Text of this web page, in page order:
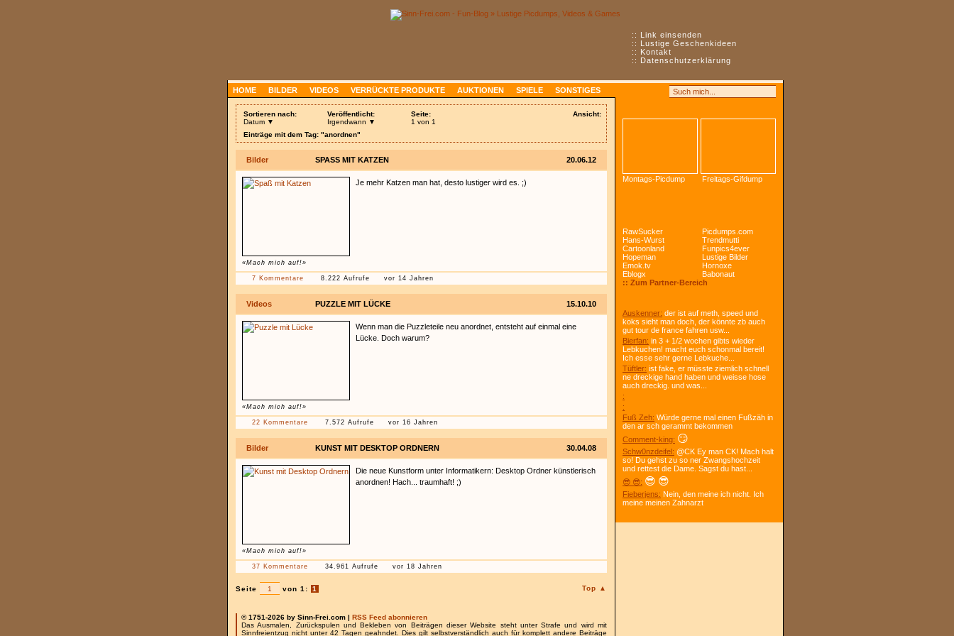
:: Link einsenden
:: Lustige Geschenkideen
:: Kontakt
:: Datenschutzerklärung
HOME BILDER VIDEOS VERRÜCKTE PRODUKTE AUKTIONEN SPIELE SONSTIGES
Ansicht:
Sortieren nach:
Datum ▼
Veröffentlicht:
Irgendwann ▼
Seite:
1 von 1
Einträge mit dem Tag: "anordnen"
Bilder 20.06.12
SPASS MIT KATZEN
«Mach mich auf!»
Je mehr Katzen man hat, desto lustiger wird es. ;)
7 Kommentare 8.222 Aufrufe vor 14 Jahren
Videos 15.10.10
PUZZLE MIT LÜCKE
«Mach mich auf!»
Wenn man die Puzzleteile neu anordnet, entsteht auf einmal eine
Lücke. Doch warum?
22 Kommentare 7.572 Aufrufe vor 16 Jahren
Bilder 30.04.08
KUNST MIT DESKTOP ORDNERN
«Mach mich auf!»
Die neue Kunstform unter Informatikern: Desktop Ordner künstlerisch
anordnen! Hach... traumhaft! ;)
37 Kommentare 34.961 Aufrufe vor 18 Jahren
Top ▲
Seite von 1: 1
© 1751-2026 by Sinn-Frei.com | RSS Feed abonnieren
Das Ausmalen, Zurückspulen und Bekleben von Beiträgen dieser Website steht unter Strafe und wird mit
Sinnfreientzug nicht unter 42 Tagen geahndet. Dies gilt selbstverständlich auch für komplett andere Beiträge
Montags-Picdump Freitags-Gifdump
RawSucker
Picdumps.com
Hans-Wurst
Trendmutti
Cartoonland
Funpics4ever
Hopeman
Lustige Bilder
Emok.tv
Hornoxe
Eblogx
Babonaut
:: Zum Partner-Bereich
Auskenner: der ist auf meth, speed und
koks sieht man doch, der könnte zb auch
gut tour de france fahren usw...
Bierfan: in 3 + 1/2 wochen gibts wieder
Lebkuchen! macht euch schonmal bereit!
Ich esse sehr gerne Lebkuche...
Tüftler: ist fake, er müsste ziemlich schnell
ne dreckige hand haben und weisse hose
auch dreckig. und was...
:
:
Fuß Zeh: Würde gerne mal einen Fußzäh in
den ar sch gerammt bekommen
Comment-king: 😏
Schw0nzdeifel: @CK Ey man CK! Mach halt
so! Du gehst zu so ner Zwangshochzeit
und rettest die Dame. Sagst du hast...
😎 😎: 😎 😎
Fieberjens: Nein, den meine ich nicht. Ich
meine meinen Zahnarzt